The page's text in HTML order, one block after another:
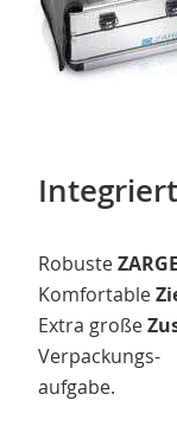
Robuste
Komfortable
Extra große
Verpackungs-
aufgabe.